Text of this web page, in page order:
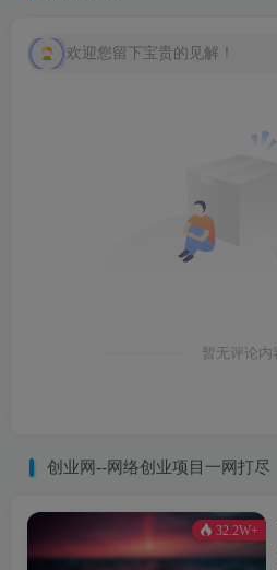
欢迎您留下宝贵的见解！
暂无评论内
创业网--网络创业项目一网打尽
32.2W+